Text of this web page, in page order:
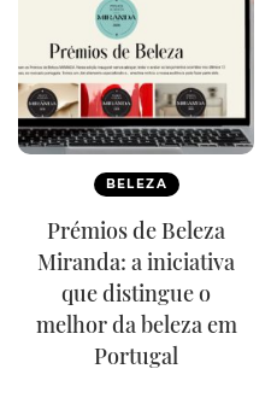
BELEZA
Prémios de Beleza
Miranda: a iniciativa
que distingue o
melhor da beleza em
Portugal